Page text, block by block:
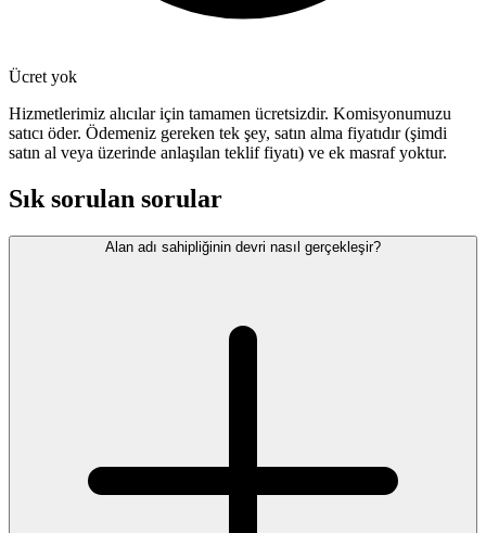
Ücret yok
Hizmetlerimiz alıcılar için tamamen ücretsizdir. Komisyonumuzu
satıcı öder. Ödemeniz gereken tek şey, satın alma fiyatıdır (şimdi
satın al veya üzerinde anlaşılan teklif fiyatı) ve ek masraf yoktur.
Sık sorulan sorular
Alan adı sahipliğinin devri nasıl gerçekleşir?